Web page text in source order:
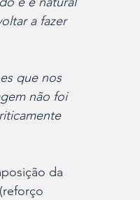
a fazer
que nos
não foi
da